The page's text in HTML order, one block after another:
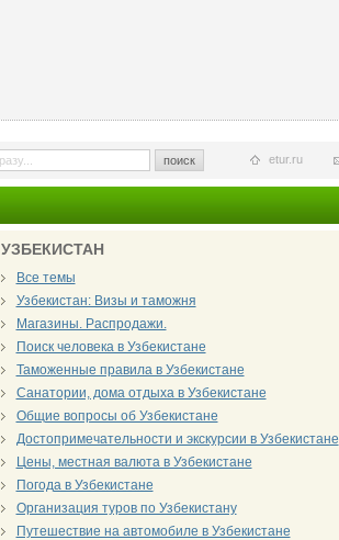
поиск etur.ru
УЗБЕКИСТАН
Все темы
Узбекистан: Визы и таможня
Магазины. Распродажи.
Поиск человека в Узбекистане
Таможенные правила в Узбекистане
Санатории, дома отдыха в Узбекистане
Общие вопросы об Узбекистане
Достопримечательности и экскурсии в Узбекистане
Цены, местная валюта в Узбекистане
Погода в Узбекистане
Организация туров по Узбекистану
Путешествие на автомобиле в Узбекистане